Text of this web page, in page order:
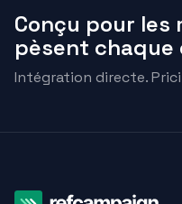
Conçu pour les
pèsent chaque
Intégration directe.